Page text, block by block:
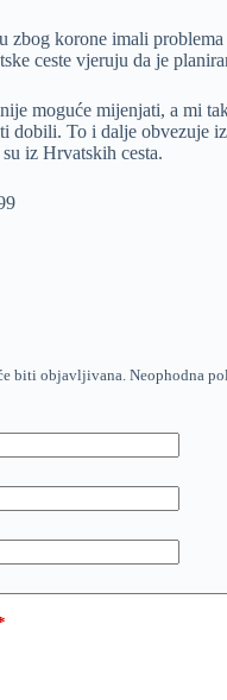
zbog korone imali
ceste vjeruju da je
moguće mijenjati, a mi
dobili. To i dalje obvezuje
iz Hrvatskih cesta.
biti objavljivana. Neophodna